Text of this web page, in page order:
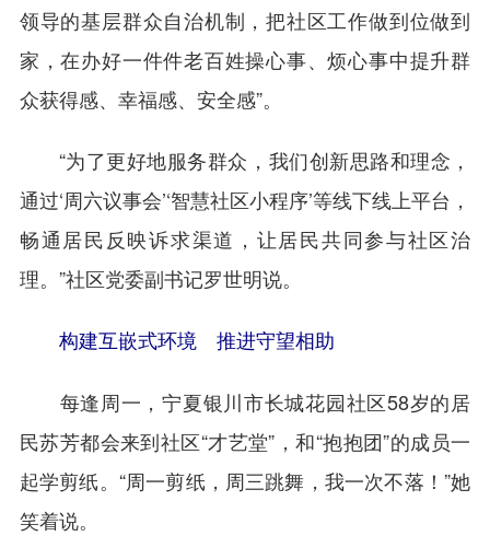
领导的基层群众自治机制，把社区工作做到位做到
家，在办好一件件老百姓操心事、烦心事中提升群
众获得感、幸福感、安全感”。
“为了更好地服务群众，我们创新思路和理念，
通过‘周六议事会’‘智慧社区小程序’等线下线上平台，
畅通居民反映诉求渠道，让居民共同参与社区治
理。”社区党委副书记罗世明说。
构建互嵌式环境 推进守望相助
每逢周一，宁夏银川市长城花园社区58岁的居
民苏芳都会来到社区“才艺堂”，和“抱抱团”的成员一
起学剪纸。“周一剪纸，周三跳舞，我一次不落！”她
笑着说。